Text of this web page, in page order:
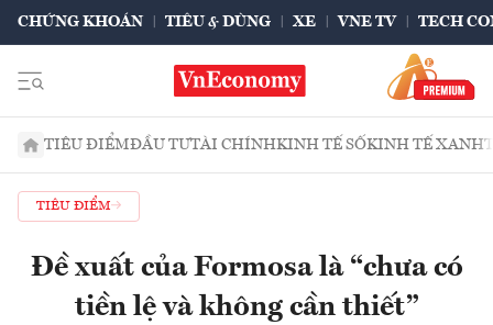
CHỨNG KHOÁN TIÊU & DÙNG XE VNE TV TECH
TIÊU ĐIỂMĐẦU TƯTÀI CHÍNHKINH TẾ SỐKINH TẾ XANH
TIÊU ĐIỂM
Đề xuất của Formosa là “chưa có
tiền lệ và không cần thiết”